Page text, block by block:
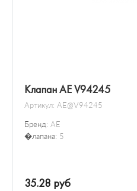
Клапан AE V94245
Артикул: AE@V94245
Бренд: AE
�лапана: 5
35.28 руб